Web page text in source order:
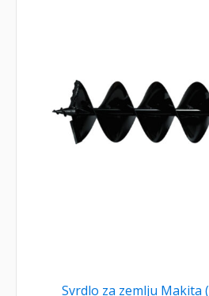
Svrdlo za zemlju Makita